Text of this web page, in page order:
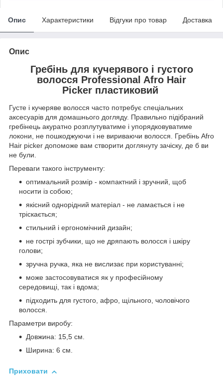
Опис Характеристики Відгуки про товар Доставка
Опис
Гребінь для кучерявого і густого
волосся Professional Afro Hair
Picker пластиковий
Густе і кучеряве волосся часто потребує спеціальних
аксесуарів для домашнього догляду. Правильно підібраний
гребінець акуратно розплутуватиме і упорядковуватиме
локони, не пошкоджуючи і не вириваючи волосся. Гребінь Afro
Hair picker допоможе вам створити доглянуту зачіску, де б ви
не були.
Переваги такого інструменту:
оптимальний розмір - компактний і зручний, щоб
носити із собою;
якісний однорідний матеріал - не ламається і не
тріскається;
стильний і ергономічний дизайн;
не гострі зубчики, що не дряпають волосся і шкіру
голови;
зручна ручка, яка не вислизає при користуванні;
може застосовуватися як у професійному
середовищі, так і вдома;
підходить для густого, афро, щільного, чоловічого
волосся.
Параметри виробу:
Довжина: 15,5 см.
Ширина: 6 см.
Приховати